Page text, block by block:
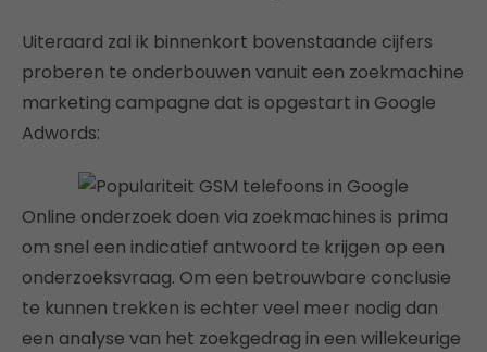
Uiteraard zal ik binnenkort bovenstaande cijfers
proberen te onderbouwen vanuit een zoekmachine
marketing campagne dat is opgestart in Google
Adwords:
Online onderzoek doen via zoekmachines is prima
om snel een indicatief antwoord te krijgen op een
onderzoeksvraag. Om een betrouwbare conclusie
te kunnen trekken is echter veel meer nodig dan
een analyse van het zoekgedrag in een willekeurige